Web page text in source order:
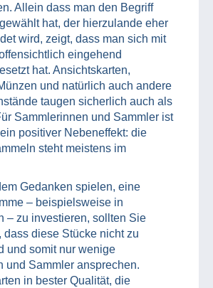
Allein dass man den Begriff
hat, der hierzulande eher
wird, zeigt, dass man sich mit
eingehend
hat. Ansichtskarten,
und natürlich auch andere
taugen sicherlich auch als
Sammlerinnen und Sammler ist
positiver Nebeneffekt: die
steht meistens im
Gedanken spielen, eine
– beispielsweise in
– zu investieren, sollten Sie
dass diese Stücke nicht zu
und somit nur wenige
und Sammler ansprechen.
in bester Qualität, die